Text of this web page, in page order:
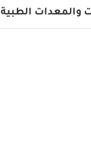
والمعدات الطبية